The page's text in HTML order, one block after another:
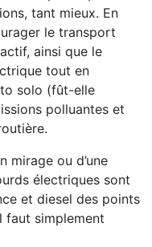
tant mieux. En
le transport
ainsi que le
tout en
solo (fût-elle
polluantes et
mirage ou d’une
électriques sont
et diesel des points
faut simplement